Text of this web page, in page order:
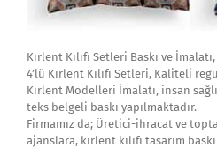
Kırlent Kılıfı Setleri Baskı ve İmalatı,
4’lü Kırlent Kılıfı Setleri, Kaliteli
Kırlent Modelleri İmalatı, insan
teks belgeli baskı yapılmaktadır.
Firmamız da; Üretici-ihracat ve
ajanslara, kırlent kılıfı tasarım